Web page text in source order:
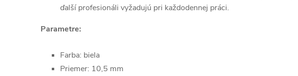
ďalší profesionáli vyžadujú pri každodennej práci.
Parametre:
Farba: biela
Priemer: 10,5 mm